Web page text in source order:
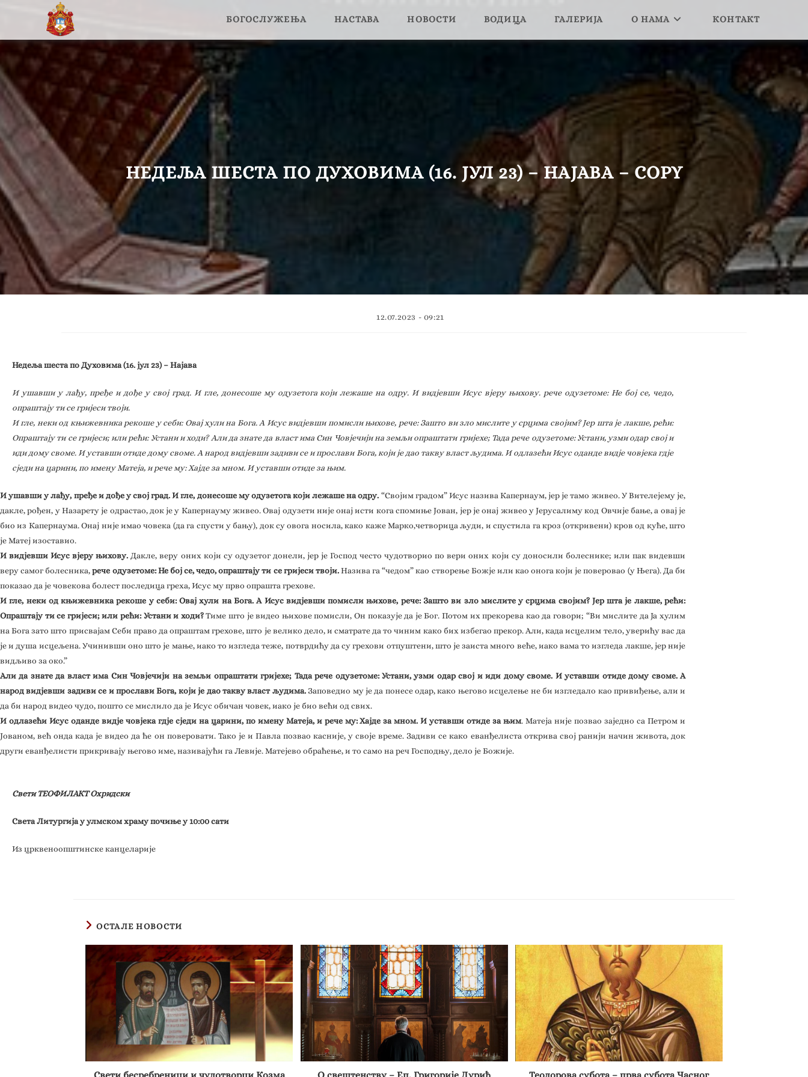
БОГОСЛУЖЕЊА НАСТАВА НОВОСТИ ВОДИЦА ГАЛЕРИЈА О НАМА КОНТАКТ
НЕДЕЉА ШЕСТА ПО ДУХОВИМА (16. ЈУЛ 23) – НАЈАВА – COPY
12.07.2023 - 09:21
Недеља шестa по Духовима (16. јул 23) – Најава
И ушавши у лађу, пређе и дође у свој град. И гле, донесоше му одузетога који лежаше на одру. И видјевши Исус вјеру њихову. рече одузетоме: Не бој се, чедо,
опраштају ти се гријеси твоји.
И гле, неки од књижевника рекоше у себи: Овај хули на Бога. А Исус видјевши помисли њихове, рече: Зашто ви зло мислите у срцима својим? Јер шта је лакше, рећи:
Опраштају ти се гријеси; или рећи: Устани и ходи? Али да знате да власт има Син Човјечији на земљи опраштати гријехе; Тада рече одузетоме: Устани, узми одар свој и
иди дому своме. И уставши отиде дому своме. А народ видјевши задиви се и прослави Бога, који је дао такву власт људима. И одлазећи Исус оданде видје човјека гдје
сједи на царини, по имену Матеја, и рече му: Хајде за мном. И уставши отиде за њим.
И ушавши у лађу, пређе и дође у свој град. И гле, донесоше му одузетога који лежаше на одру. “Својим градом” Исус назива Капернаум, јер је тамо живео. У Вителејему је,
дакле, рођен, у Назарету је одрастао, док је у Капернауму живео. Овај одузети није онај исти кога спомиње Јован, јер је онај живео у Јерусалиму код Овчије бање, а овај је
био из Капернаума. Онај није имао човека (да га спусти у бању), док су овога носила, како каже Марко,четворица људи, и спустила га кроз (откривени) кров од куће, што
је Матеј изоставио.
И видјевши Исус вјеру њихову. Дакле, веру оних који су одузетог донели, јер је Господ често чудотворио по вери оних који су доносили болеснике; или пак видевши
веру самог болесника,рече одузетоме: Не бој се, чедо, опраштају ти се гријеси твоји.Назива га “чедом” као створење Божје или као онога који је поверовао (у Њега). Да би
показао да је човекова болест последица греха, Исус му прво опрашта грехове.
И гле, неки од књижевника рекоше у себи: Овај хули на Бога. А Исус видјевши помисли њихове, рече: Зашто ви зло мислите у срцима својим? Јер шта је лакше, рећи:
Опраштају ти се гријеси; или рећи: Устани и ходи?Тиме што је видео њихове помисли, Он показује да је Бог. Потом их прекорева као да говори; “Ви мислите да Ја хулим
на Бога зато што присвајам Себи право да опраштам грехове, што је велико дело, и сматрате да то чиним како бих избегао прекор. Али, када исцелим тело, уверићу вас да
је и душа исцељена. Учинивши оно што је мање, иако то изгледа теже, потврдићу да су грехови отпуштени, што је заиста много веће, иако вама то изгледа лакше, јер није
видљиво за око.”
Али да знате да власт има Син Човјечији на земљи опраштати гријехе; Тада рече одузетоме: Устани, узми одар свој и иди дому своме. И уставши отиде дому своме. А
народ видјевши задиви се и прослави Бога, који је дао такву власт људима. Заповедио му је да понесе одар, како његово исцелење не би изгледало као привиђење, али и
да би народ видео чудо, пошто се мислило да је Исус обичан човек, иако је био већи од свих.
И одлазећи Исус оданде видје човјека гдје сједи на царини, по имену Матеја, и рече му: Хајде за мном. И уставши отиде за њим. Матеја није позвао заједно са Петром и
Јованом, већ онда када је видео да ће он поверовати. Тако је и Павла позвао касније, у своје време. Задиви се како еванђелиста открива свој ранији начин живота, док
други еванђелисти прикривају његово име, називајући га Левије. Матејево обраћење, и то само на реч Господњу, дело је Божије.
Свети ТЕОФИЛАКТ Охридски
Света Литургија у улмском храму почиње у 10:00 сати
Из црквеноопштинске канцеларије
ОСТАЛЕ НОВОСТИ